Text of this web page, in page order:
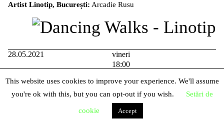
Artist Linotip, București: Arcadie Rusu
28.05.2021
vineri
18:00
Artist Tangaj Collective, București:Simona Dabija
This website uses cookies to improve your experience. We'll assume
you're ok with this, but you can opt-out if you wish.
Setări de
cookie Accept